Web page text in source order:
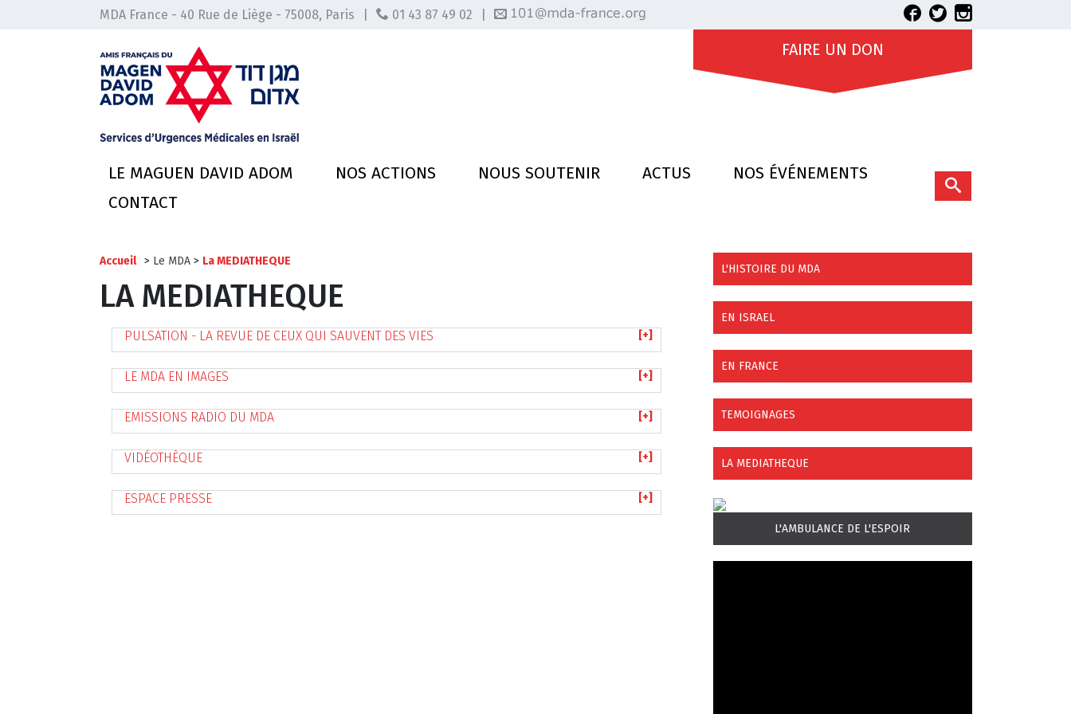
MDA France - 40 Rue de Liège - 75008, Paris 01 43 87 49 02
FAIRE UN DON
LE MAGUEN DAVID ADOM NOS ACTIONS NOUS SOUTENIR ACTUS
NOS ÉVÉNEMENTS
CONTACT
Accueil > Le MDA> La MEDIATHEQUE
LA MEDIATHEQUE
PULSATION - LA REVUE DE CEUX QUI SAUVENT DES VIES [+]
LE MDA EN IMAGES [+]
EMISSIONS RADIO DU MDA [+]
VIDÉOTHÈQUE [+]
ESPACE PRESSE [+]
L'HISTOIRE DU MDA
EN ISRAEL
EN FRANCE
TEMOIGNAGES
LA MEDIATHEQUE
L'AMBULANCE DE L'ESPOIR